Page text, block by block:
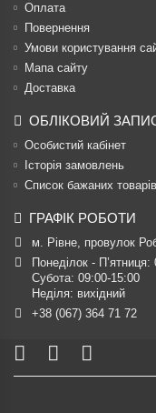
Оплата
Повернення
Умови користування
Мапа сайту
Доставка
ОБЛІКОВИЙ
Особистий кабінет
Історія замовлень
Список бажаних товарів
ГРАФІК РОБОТИ
м. Рівне, провулок
Понеділок - П’ятниця:
Субота: 09:00-15:00
Неділя: вихідний
+38 (067) 364 71 72